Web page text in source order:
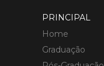
PRINCIPAL
Home
Graduação